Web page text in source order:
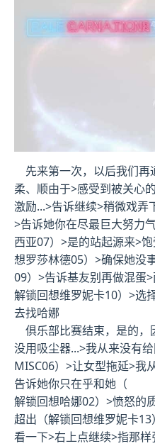
先来第一次，以后我们再
柔、顺由于>感受到被关心
激励...>告诉继续>稍微戏弄
>告诉她你在尽最巨大努力
西亚07）>是的站起源来>
想罗莎林德05）>确保她没
09）>告诉基友别再做混蛋
解锁回想维罗妮卡10）>选
去找哈娜
俱乐部比赛结束，是的，
没用吸尘器...>我从来没有
MISC06）>让女型拖延>我
告诉她你只在乎和她（
解锁回想哈娜02）>愤怒的
超出（解锁回想维罗妮卡13
看一下>右上点继续>指那